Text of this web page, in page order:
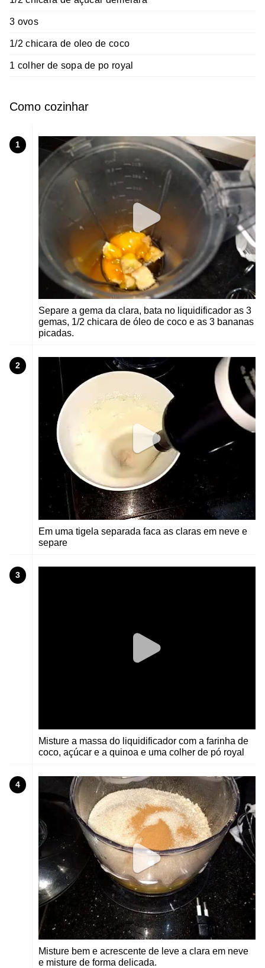
3 ovos
1/2 chicara de oleo de coco
1 colher de sopa de po royal
Como cozinhar
1
Separe a gema da clara, bata no liquidificador as 3
gemas, 1/2 chicara de óleo de coco e as 3 bananas
picadas.
2
Em uma tigela separada faca as claras em neve e
separe
3
Misture a massa do liquidificador com a farinha de
coco, açúcar e a quinoa e uma colher de pó royal
4
Misture bem e acrescente de leve a clara em neve
e misture de forma delicada.